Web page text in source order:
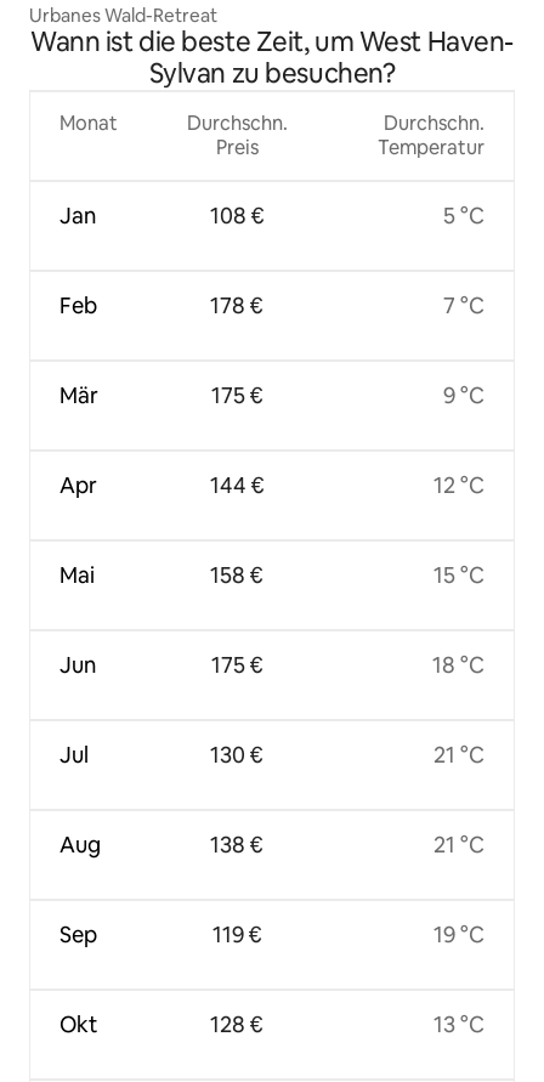
Urbanes Wald-Retreat
Wann ist die beste Zeit, um West Haven-
Sylvan zu besuchen?
Monat
Jan
Feb
Mär
Apr
Mai
Jun
Jul
Aug
Sep
Okt
Durchschn.
Preis
108 €
178 €
175 €
144 €
158 €
175 €
130 €
138 €
119 €
128 €
Durchschn.
Temperatur
5 °C
7 °C
9 °C
12 °C
15 °C
18 °C
21 °C
21 °C
19 °C
13 °C